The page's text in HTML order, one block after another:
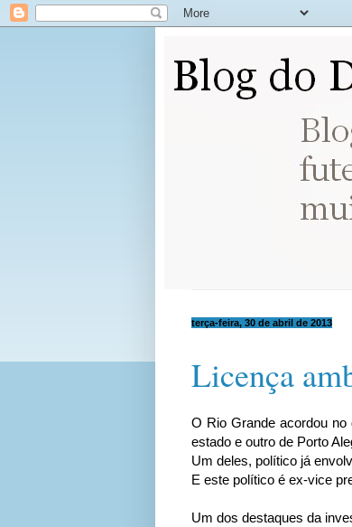
terça-feira, 30 de abril de 2013
Licença
O Rio Grande acordou
estado e outro de Porto
Um deles, político já
E este político é ex-vice
Um dos destaques da